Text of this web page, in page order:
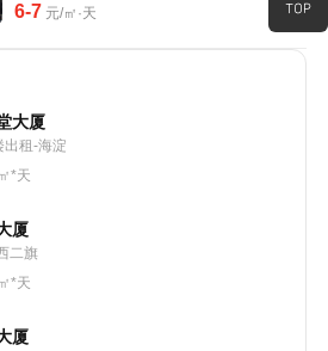
6-7 元/㎡·天
大厦
出租-海淀
*天
厦
二旗
*天
厦